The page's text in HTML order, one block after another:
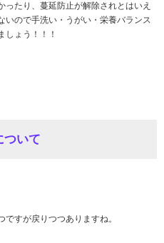
たり、蔓延防止が解除されとはいえ
いので手洗い・うがい・栄養バランス
しょう！！！
ついて
すが戻りつつありますね。